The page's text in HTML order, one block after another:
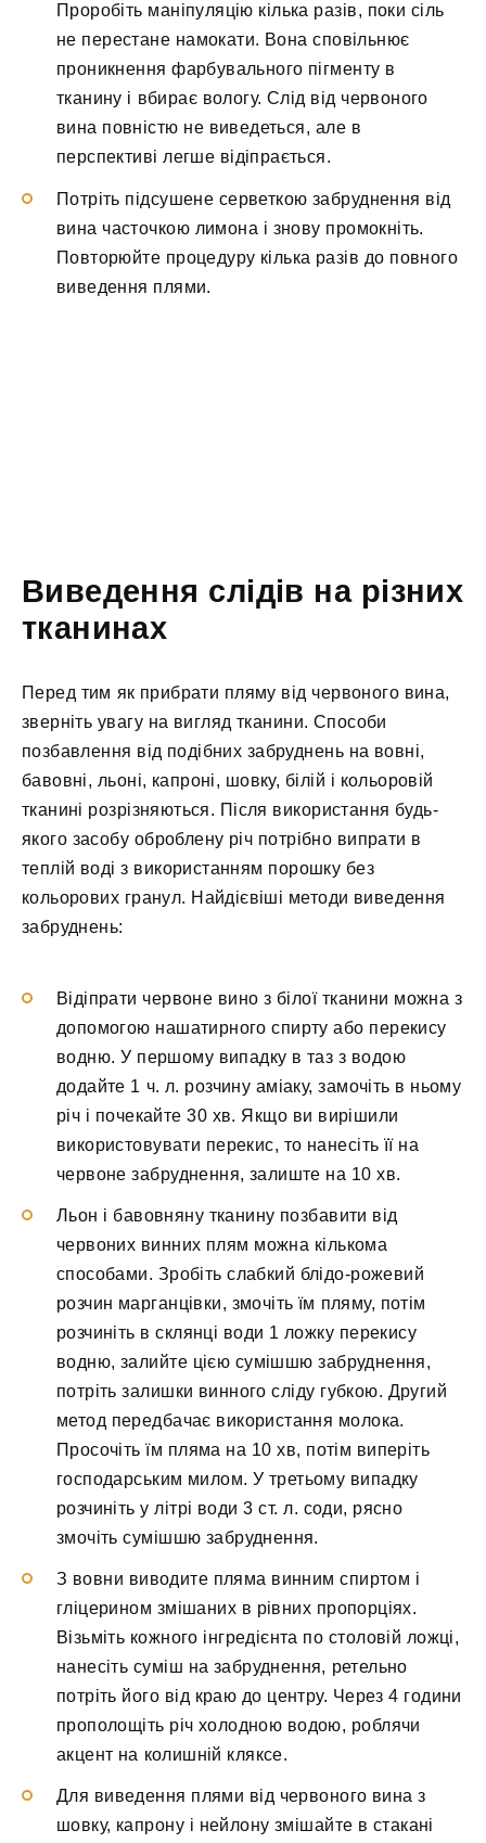
Проробіть маніпуляцію кілька разів, поки сіль
не перестане намокати. Вона сповільнює
проникнення фарбувального пігменту в
тканину і вбирає вологу. Слід від червоного
вина повністю не виведеться, але в
перспективі легше відіпрається.
Потріть підсушене серветкою забруднення від
вина часточкою лимона і знову промокніть.
Повторюйте процедуру кілька разів до повного
виведення плями.
Виведення слідів на різних
тканинах
Перед тим як прибрати пляму від червоного вина,
зверніть увагу на вигляд тканини. Способи
позбавлення від подібних забруднень на вовні,
бавовні, льоні, капроні, шовку, білій і кольоровій
тканині розрізняються. Після використання будь-
якого засобу оброблену річ потрібно випрати в
теплій воді з використанням порошку без
кольорових гранул. Найдієвіші методи виведення
забруднень:
Відіпрати червоне вино з білої тканини можна з
допомогою нашатирного спирту або перекису
водню. У першому випадку в таз з водою
додайте 1 ч. л. розчину аміаку, замочіть в ньому
річ і почекайте 30 хв. Якщо ви вирішили
використовувати перекис, то нанесіть її на
червоне забруднення, залиште на 10 хв.
Льон і бавовняну тканину позбавити від
червоних винних плям можна кількома
способами. Зробіть слабкий блідо-рожевий
розчин марганцівки, змочіть їм пляму, потім
розчиніть в склянці води 1 ложку перекису
водню, залийте цією сумішшю забруднення,
потріть залишки винного сліду губкою. Другий
метод передбачає використання молока.
Просочіть їм пляма на 10 хв, потім виперіть
господарським милом. У третьому випадку
розчиніть у літрі води 3 ст. л. соди, рясно
змочіть сумішшю забруднення.
З вовни виводите пляма винним спиртом і
гліцерином змішаних в рівних пропорціях.
Візьміть кожного інгредієнта по столовій ложці,
нанесіть суміш на забруднення, ретельно
потріть його від краю до центру. Через 4 години
прополощіть річ холодною водою, роблячи
акцент на колишній кляксе.
Для виведення плями від червоного вина з
шовку, капрону і нейлону змішайте в стакані